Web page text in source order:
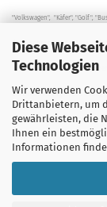
Diese
Technologien
Wir verwenden
Drittanbietern, um
gewährleisten, die
Ihnen ein
Informationen
"Volkswagen", "Käfer", "Golf",
der Beschreibung der Teile und
Verbindung zu dem
Die Beschreibungen,
Verwendung sind sorgfältig